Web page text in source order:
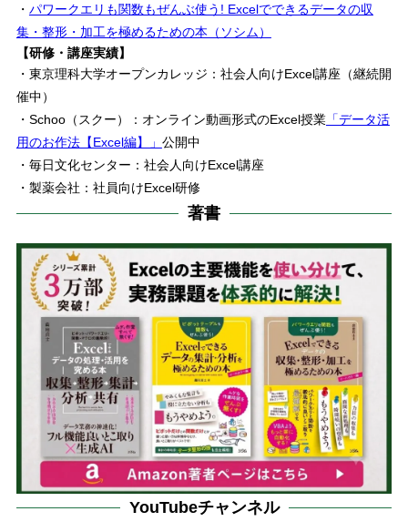
・ パワークエリも関数もぜんぶ使う! Excelでできるデータの収
集・整形・加工を極めるための本（ソシム）
【研修・講座実績】
・東京理科大学オープンカレッジ：社会人向けExcel講座（継続開
催中）
・Schoo（スクー）：オンライン動画形式のExcel授業「データ活
用のお作法【Excel編】」 公開中
・毎日文化センター：社会人向けExcel講座
・製薬会社：社員向けExcel研修
著書
YouTubeチャンネル